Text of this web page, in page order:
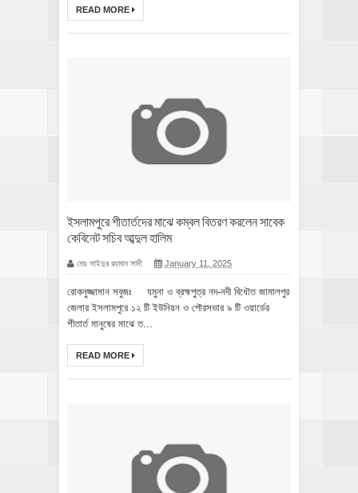
READ MORE
ইসলামপুরে শীতার্তদের মাঝে কম্বল বিতরণ করলেন সাবেক
কেবিনেট সচিব আব্দুল হালিম
মোঃ সাইদুর রহমান সাদী January 11, 2025
রোকনুজ্জামান সবুজঃ যমুনা ও ব্রহ্মপুত্র নদ-নদী বিধৌত জামালপুর
জেলার ইসলামপুরে ১২ টি ইউনিয়ন ও পৌরসভার ৯ টি ওয়ার্ডের
শীতার্ত মানুষের মাঝে ত...
READ MORE